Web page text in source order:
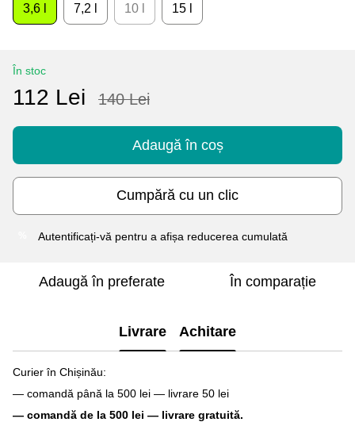
3,6 l 7,2 l 10 l 15 l
În stoc
112 Lei 140 Lei
Adaugă în coș
Cumpără cu un clic
Autentificați-vă pentru a afișa reducerea cumulată
Adaugă în preferate În comparație
Livrare Achitare
Curier în Chișinău:
— comandă până la 500 lei — livrare 50 lei
— comandă de la 500 lei — livrare gratuită.